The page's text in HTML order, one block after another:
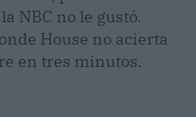
NBC no le gustó.
House no acierta
en tres minutos.